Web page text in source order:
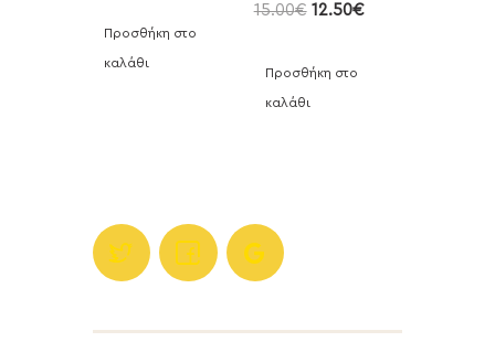
Προσθήκη στο
καλάθι
15.00€ 12.50€
Προσθήκη στο
καλάθι